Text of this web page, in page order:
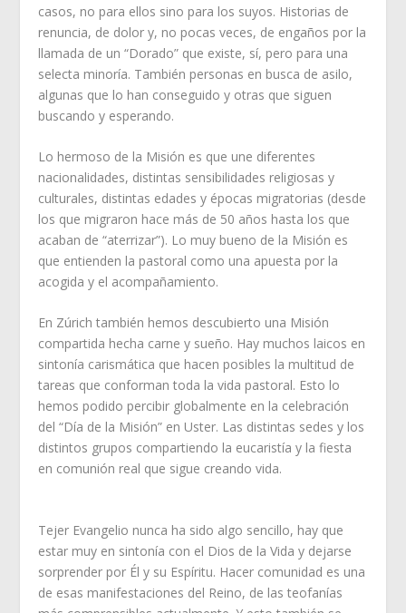
casos, no para ellos sino para los suyos. Historias de
renuncia, de dolor y, no pocas veces, de engaños por la
llamada de un “Dorado” que existe, sí, pero para una
selecta minoría. También personas en busca de asilo,
algunas que lo han conseguido y otras que siguen
buscando y esperando.
Lo hermoso de la Misión es que une diferentes
nacionalidades, distintas sensibilidades religiosas y
culturales, distintas edades y épocas migratorias (desde
los que migraron hace más de 50 años hasta los que
acaban de “aterrizar”). Lo muy bueno de la Misión es
que entienden la pastoral como una apuesta por la
acogida y el acompañamiento.
En Zúrich también hemos descubierto una Misión
compartida hecha carne y sueño. Hay muchos laicos en
sintonía carismática que hacen posibles la multitud de
tareas que conforman toda la vida pastoral. Esto lo
hemos podido percibir globalmente en la celebración
del “Día de la Misión” en Uster. Las distintas sedes y los
distintos grupos compartiendo la eucaristía y la fiesta
en comunión real que sigue creando vida.
Tejer Evangelio nunca ha sido algo sencillo, hay que
estar muy en sintonía con el Dios de la Vida y dejarse
sorprender por Él y su Espíritu. Hacer comunidad es una
de esas manifestaciones del Reino, de las teofanías